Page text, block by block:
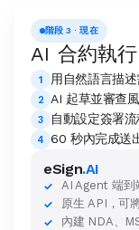
階段 3 · 現在
AI 合約執行
1 用自然語言描
2 AI 起草並審查
3 自動設定簽署流
4 60 秒內完成送
eSign.AI
✓ AI Agent 端到
✓ 原生 API，可
✓ 內建 NDA、